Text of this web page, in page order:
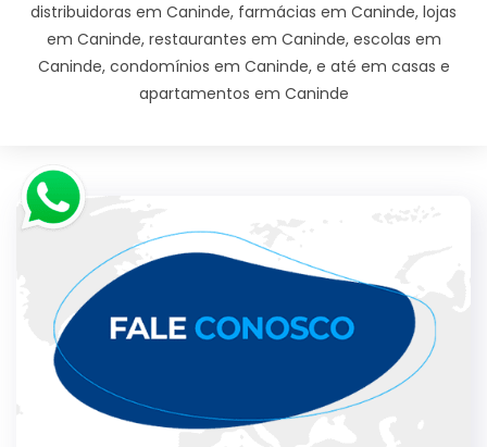
distribuidoras em Caninde, farmácias em Caninde, lojas
em Caninde, restaurantes em Caninde, escolas em
Caninde, condomínios em Caninde, e até em casas e
apartamentos em Caninde